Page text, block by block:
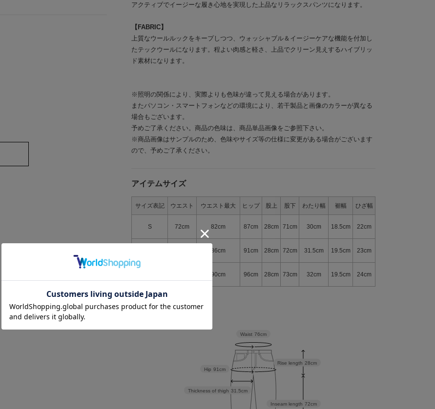
アクティブでイージーな履き心地を実現した上品なリラックスパンツになります。
【FABRIC】
上質なウールルックをキープしつつ、ウォッシャブル＆イージーケアな機能を付加し
たテックウールになります。程よい肉感と軽さ、上品でクリーン見えするハイブリッ
ド素材になります。
※照明の関係により、実際よりも色味が違って見える場合があります。
またパソコン・スマートフォンなどの環境により、若干製品と画像のカラーが異なる
場合もございます。
予めご了承ください。商品の色味は、商品単品画像をご参照下さい。
※商品画像はサンプルのため、色味やサイズ等の仕様に変更がある場合がございます
ので、予めご了承ください。
アイテムサイズ
サイズ表記 ウエスト ウエスト最大 ヒップ 股上 股下 わたり幅 裾幅 ひざ幅
S 72cm 82cm 87cm 28cm 71cm 30cm 18.5cm 22cm
86cm 91cm 28cm 72cm 31.5cm 19.5cm 23cm
90cm 96cm 28cm 73cm 32cm 19.5cm 24cm
> 返品について
> サイズの測り方について
Inseam length 72cm
Rise length 28cm
Thickness of thigh 31.5cm
Hip 91cm
Waist 76cm